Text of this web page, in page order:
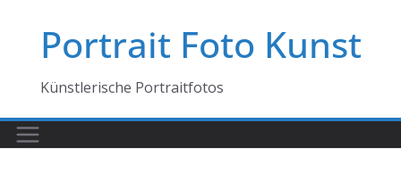
springenPortrait Foto Kunst
Künstlerische Portraitfotos